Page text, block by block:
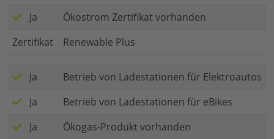
Ja
Ökostrom Zertifikat vorhanden
Zertifikat
Renewable Plus
Ja
Betrieb von Ladestationen für Elektroautos
Ja
Betrieb von Ladestationen für eBikes
Ja
Ökogas-Produkt vorhanden